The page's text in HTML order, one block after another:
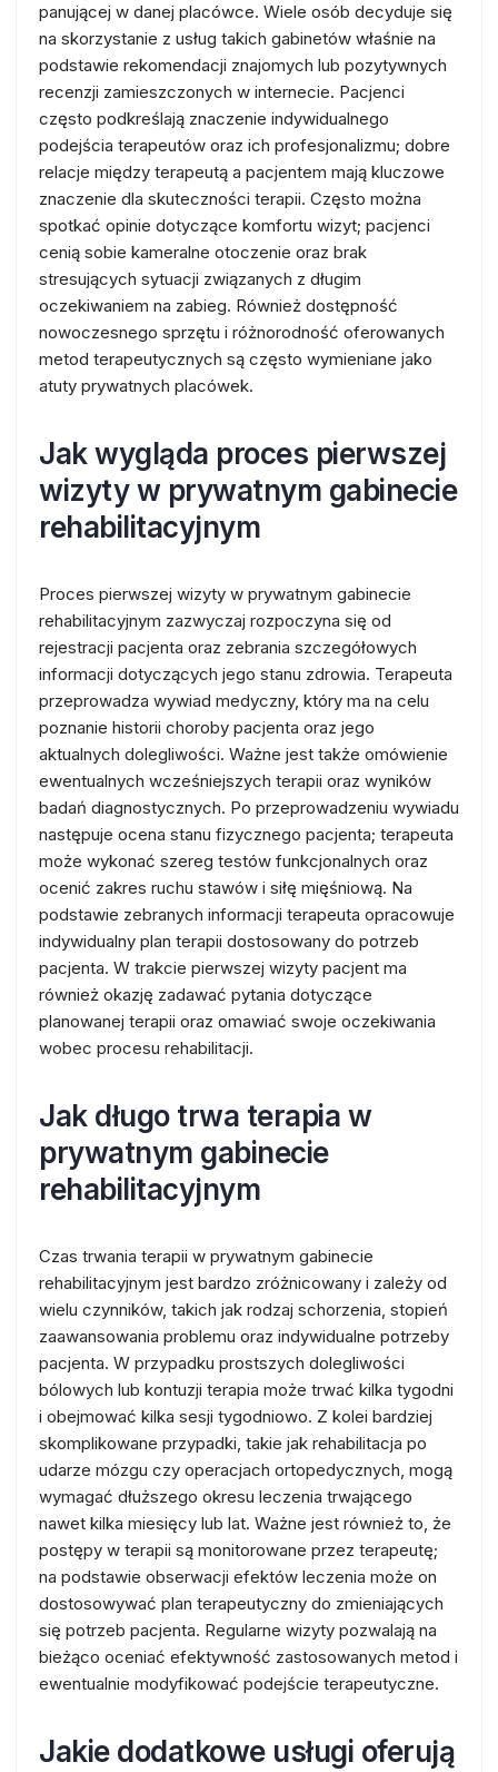
panującej w danej placówce. Wiele osób decyduje się
na skorzystanie z usług takich gabinetów właśnie na
podstawie rekomendacji znajomych lub pozytywnych
recenzji zamieszczonych w internecie. Pacjenci
często podkreślają znaczenie indywidualnego
podejścia terapeutów oraz ich profesjonalizmu; dobre
relacje między terapeutą a pacjentem mają kluczowe
znaczenie dla skuteczności terapii. Często można
spotkać opinie dotyczące komfortu wizyt; pacjenci
cenią sobie kameralne otoczenie oraz brak
stresujących sytuacji związanych z długim
oczekiwaniem na zabieg. Również dostępność
nowoczesnego sprzętu i różnorodność oferowanych
metod terapeutycznych są często wymieniane jako
atuty prywatnych placówek.
Jak wygląda proces pierwszej
wizyty w prywatnym gabinecie
rehabilitacyjnym
Proces pierwszej wizyty w prywatnym gabinecie
rehabilitacyjnym zazwyczaj rozpoczyna się od
rejestracji pacjenta oraz zebrania szczegółowych
informacji dotyczących jego stanu zdrowia. Terapeuta
przeprowadza wywiad medyczny, który ma na celu
poznanie historii choroby pacjenta oraz jego
aktualnych dolegliwości. Ważne jest także omówienie
ewentualnych wcześniejszych terapii oraz wyników
badań diagnostycznych. Po przeprowadzeniu wywiadu
następuje ocena stanu fizycznego pacjenta; terapeuta
może wykonać szereg testów funkcjonalnych oraz
ocenić zakres ruchu stawów i siłę mięśniową. Na
podstawie zebranych informacji terapeuta opracowuje
indywidualny plan terapii dostosowany do potrzeb
pacjenta. W trakcie pierwszej wizyty pacjent ma
również okazję zadawać pytania dotyczące
planowanej terapii oraz omawiać swoje oczekiwania
wobec procesu rehabilitacji.
Jak długo trwa terapia w
prywatnym gabinecie
rehabilitacyjnym
Czas trwania terapii w prywatnym gabinecie
rehabilitacyjnym jest bardzo zróżnicowany i zależy od
wielu czynników, takich jak rodzaj schorzenia, stopień
zaawansowania problemu oraz indywidualne potrzeby
pacjenta. W przypadku prostszych dolegliwości
bólowych lub kontuzji terapia może trwać kilka tygodni
i obejmować kilka sesji tygodniowo. Z kolei bardziej
skomplikowane przypadki, takie jak rehabilitacja po
udarze mózgu czy operacjach ortopedycznych, mogą
wymagać dłuższego okresu leczenia trwającego
nawet kilka miesięcy lub lat. Ważne jest również to, że
postępy w terapii są monitorowane przez terapeutę;
na podstawie obserwacji efektów leczenia może on
dostosowywać plan terapeutyczny do zmieniających
się potrzeb pacjenta. Regularne wizyty pozwalają na
bieżąco oceniać efektywność zastosowanych metod i
ewentualnie modyfikować podejście terapeutyczne.
Jakie dodatkowe usługi oferują